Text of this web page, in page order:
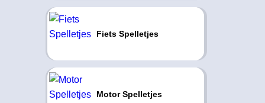
Fiets Spelletjes
Motor Spelletjes